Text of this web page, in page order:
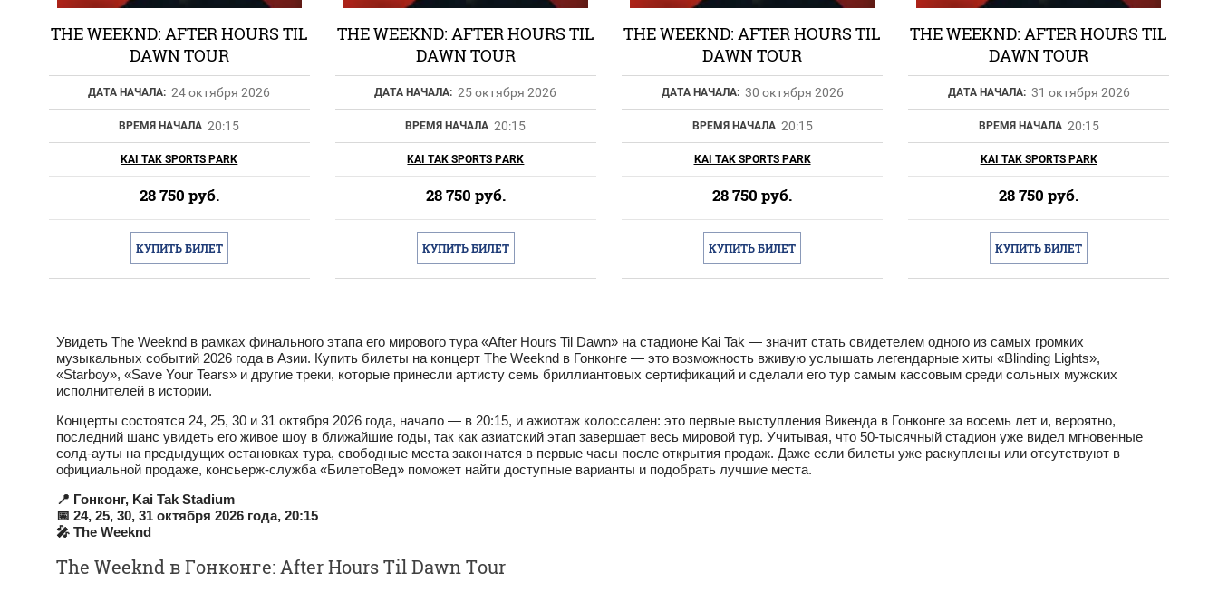
Увидеть The Weeknd в рамках финального этапа его мирового тура «After Hours Til Dawn» на стадионе Kai Tak — значит стать свидетелем одного из самых громких
музыкальных событий 2026 года в Азии. Купить билеты на концерт The Weeknd в Гонконге — это возможность вживую услышать легендарные хиты «Blinding Lights»,
«Starboy», «Save Your Tears» и другие треки, которые принесли артисту семь бриллиантовых сертификаций и сделали его тур самым кассовым среди сольных мужских
исполнителей в истории.
Концерты состоятся 24, 25, 30 и 31 октября 2026 года, начало — в 20:15, и ажиотаж колоссален: это первые выступления Викенда в Гонконге за восемь лет и, вероятно,
последний шанс увидеть его живое шоу в ближайшие годы, так как азиатский этап завершает весь мировой тур. Учитывая, что 50‑тысячный стадион уже видел мгновенные
солд‑ауты на предыдущих остановках тура, свободные места закончатся в первые часы после открытия продаж. Даже если билеты уже раскуплены или отсутствуют в
официальной продаже, консьерж‑служба «БилетоВед» поможет найти доступные варианты и подобрать лучшие места.
📍 Гонконг, Kai Tak Stadium
📅 24, 25, 30, 31 октября 2026 года, 20:15
🎤 The Weeknd
The Weeknd в Гонконге: After Hours Til Dawn Tour
THE WEEKND: AFTER HOURS TIL
DAWN TOUR
ДАТА НАЧАЛА: 24 октября 2026
ВРЕМЯ НАЧАЛА 20:15
KAI TAK SPORTS PARK
28 750 руб.
КУПИТЬ БИЛЕТ
THE WEEKND: AFTER HOURS TIL
DAWN TOUR
ДАТА НАЧАЛА: 25 октября 2026
ВРЕМЯ НАЧАЛА 20:15
KAI TAK SPORTS PARK
28 750 руб.
КУПИТЬ БИЛЕТ
THE WEEKND: AFTER HOURS TIL
DAWN TOUR
ДАТА НАЧАЛА: 30 октября 2026
ВРЕМЯ НАЧАЛА 20:15
KAI TAK SPORTS PARK
28 750 руб.
КУПИТЬ БИЛЕТ
THE WEEKND: AFTER HOURS TIL
DAWN TOUR
ДАТА НАЧАЛА: 31 октября 2026
ВРЕМЯ НАЧАЛА 20:15
KAI TAK SPORTS PARK
28 750 руб.
КУПИТЬ БИЛЕТ